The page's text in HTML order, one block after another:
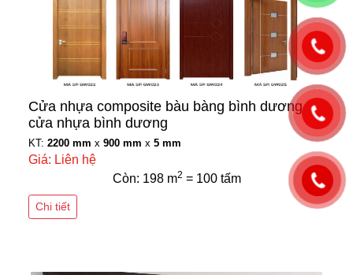
Cửa nhựa composite bàu bàng bình dương -
cửa nhựa bình dương
KT: 2200 mm x 900 mm x 5 mm
Giá: Liên hệ
Còn: 198 m2 = 100 tấm
Chi tiết